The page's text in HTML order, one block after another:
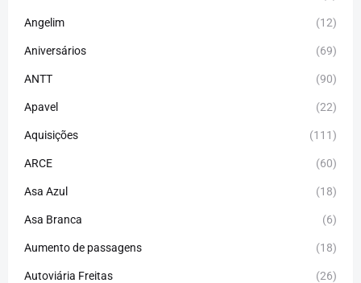
Angelim (12)
Aniversários (69)
ANTT (90)
Apavel (22)
Aquisições (111)
ARCE (60)
Asa Azul (18)
Asa Branca (6)
Aumento de passagens (18)
Autoviária Freitas (26)